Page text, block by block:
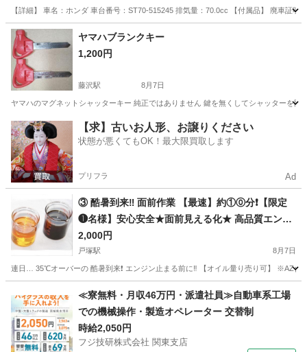
【詳細】 車名：ホンダ 車台番号：ST70-515245 排気量：70.0cc 【付属品】 廃車証
神奈川 大和市 大和駅 ホンダ
ヤマハブランクキー
1,200円
藤沢駅 8月7日
ヤマハのマグネットシャッターキー 純正ではありません 鍵を無くしてシャッターを
神奈川 藤沢駅 その他
【求】古いお人形、お譲りください
状態が悪くてもOK！最大限買取します
プリフラ Ad
③ 酷暑到来‼️ 面前作業 【最速】約①⓪分❗️【限定
❶名様】安心安全★面前見える化★ 高品質エンジ
ンオイル交換
2,000円
戸塚駅 8月7日
連日… 35℃オーバーの 酷暑到来❗️ エンジン止まる前に‼️ 【オイル量り売り可】 ※AZ
戸塚駅 ホンダ オイル
≪寮無料・月収46万円・派遣社員≫自動車系工場
での機械操作・製造オペレーター 交替制
時給2,050円
フジ技研株式会社 関東支店